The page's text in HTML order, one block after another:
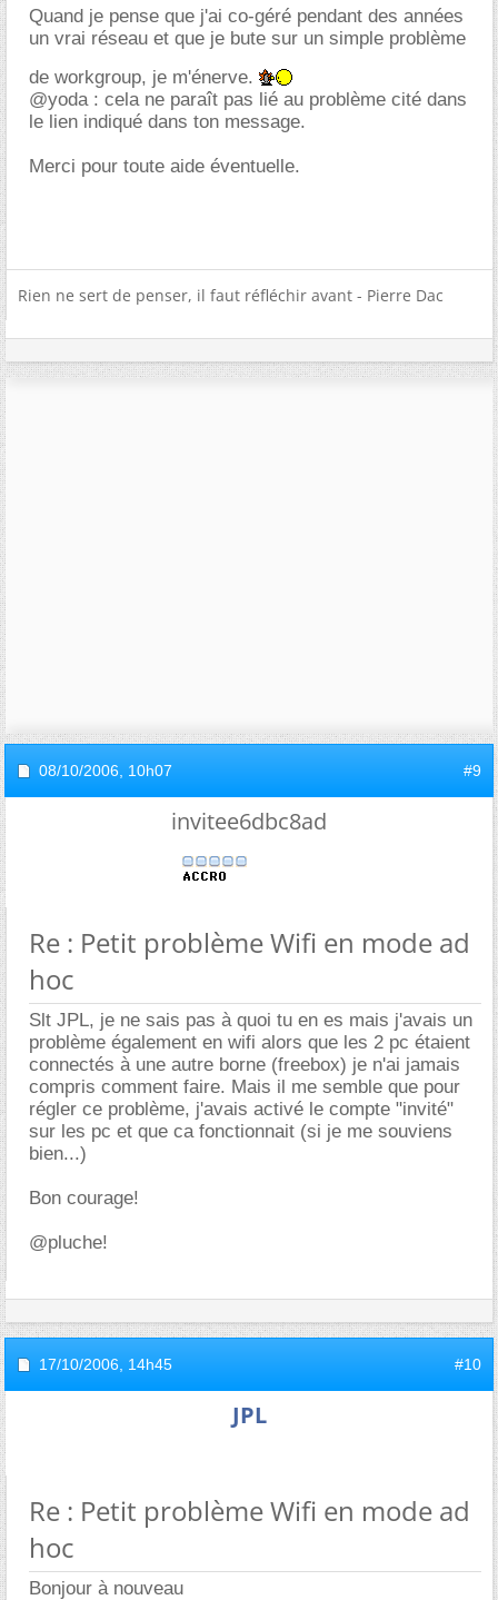
Quand je pense que j'ai co-géré pendant des années
un vrai réseau et que je bute sur un simple problème
de workgroup, je m'énerve.
@yoda : cela ne paraît pas lié au problème cité dans
le lien indiqué dans ton message.
Merci pour toute aide éventuelle.
Rien ne sert de penser, il faut réfléchir avant - Pierre Dac
08/10/2006, 10h07 #9
invitee6dbc8ad
Re : Petit problème Wifi en mode ad
hoc
Slt JPL, je ne sais pas à quoi tu en es mais j'avais un
problème également en wifi alors que les 2 pc étaient
connectés à une autre borne (freebox) je n'ai jamais
compris comment faire. Mais il me semble que pour
régler ce problème, j'avais activé le compte "invité"
sur les pc et que ca fonctionnait (si je me souviens
bien...)
Bon courage!
@pluche!
17/10/2006, 14h45 #10
JPL
Re : Petit problème Wifi en mode ad
hoc
Bonjour à nouveau